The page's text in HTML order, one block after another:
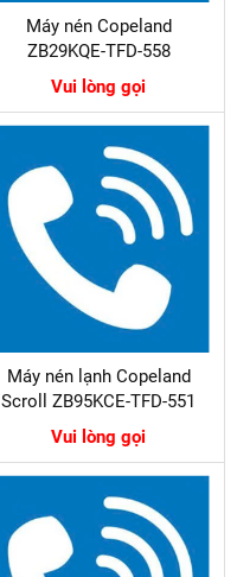
Máy nén Copeland
ZB29KQE-TFD-558
Vui lòng gọi
Máy nén lạnh Copeland
Scroll ZB95KCE-TFD-551
Vui lòng gọi